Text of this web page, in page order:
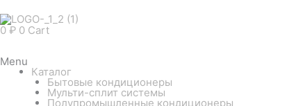
0 ₽ 0 Cart
Menu
Каталог
Бытовые кондиционеры
Мульти-сплит системы
Полупромышленные кондиционеры